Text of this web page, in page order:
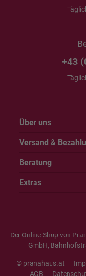
+43
Über uns
Versand &
Beratung
Extras
Der Online-Shop von
GmbH,
© pranahaus.at
AGB